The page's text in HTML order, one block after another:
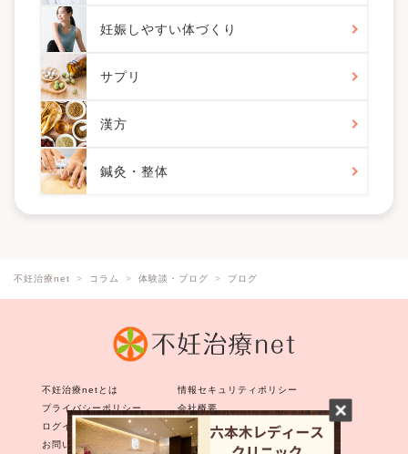
妊娠しやすい体づくり
サプリ
漢方
鍼灸・整体
不妊治療net コラム 体験談・ブログ ブログ
不妊治療netとは
情報セキュリティポリシー
プライバシーポリシー
会社概要
ログイン
会員登録
お問い合わせ
クリニック一覧